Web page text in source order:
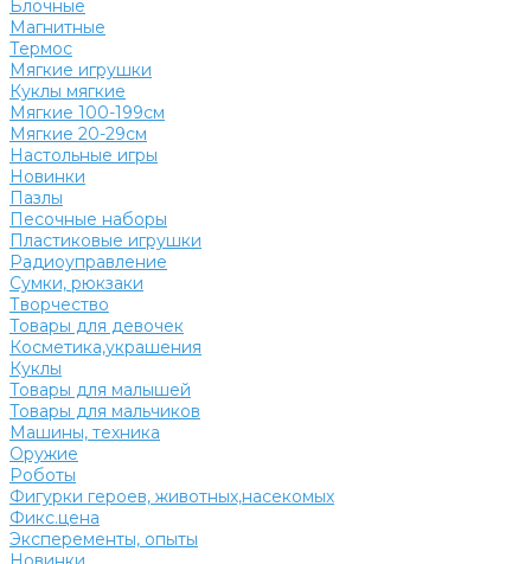
Блочные
Магнитные
Термос
Мягкие игрушки
Куклы мягкие
Мягкие 100-199см
Мягкие 20-29см
Настольные игры
Новинки
Пазлы
Песочные наборы
Пластиковые игрушки
Радиоуправление
Сумки, рюкзаки
Творчество
Товары для девочек
Косметика,украшения
Куклы
Товары для малышей
Товары для мальчиков
Машины, техника
Оружие
Роботы
Фигурки героев, животных,насекомых
Фикс.цена
Эксперементы, опыты